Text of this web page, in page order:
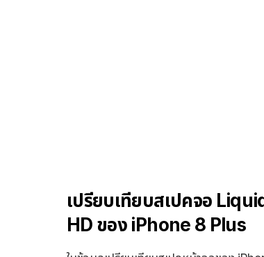
เปรียบเทียบสเปคจอ
HD ของ iPhone 8 Plus